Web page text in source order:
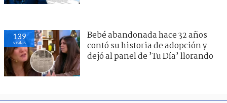
139
visitas
Bebé abandonada hace 32 años
contó su historia de adopción y
dejó al panel de ’Tu Día’ llorando